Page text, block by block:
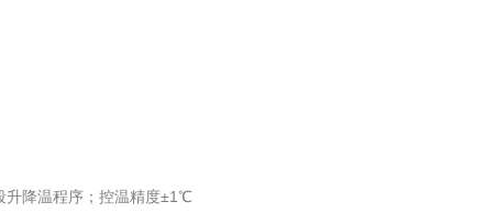
升降温程序；控温精度±1℃